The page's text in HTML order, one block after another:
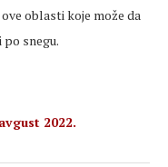
oblasti koje može da
snegu.
2022.